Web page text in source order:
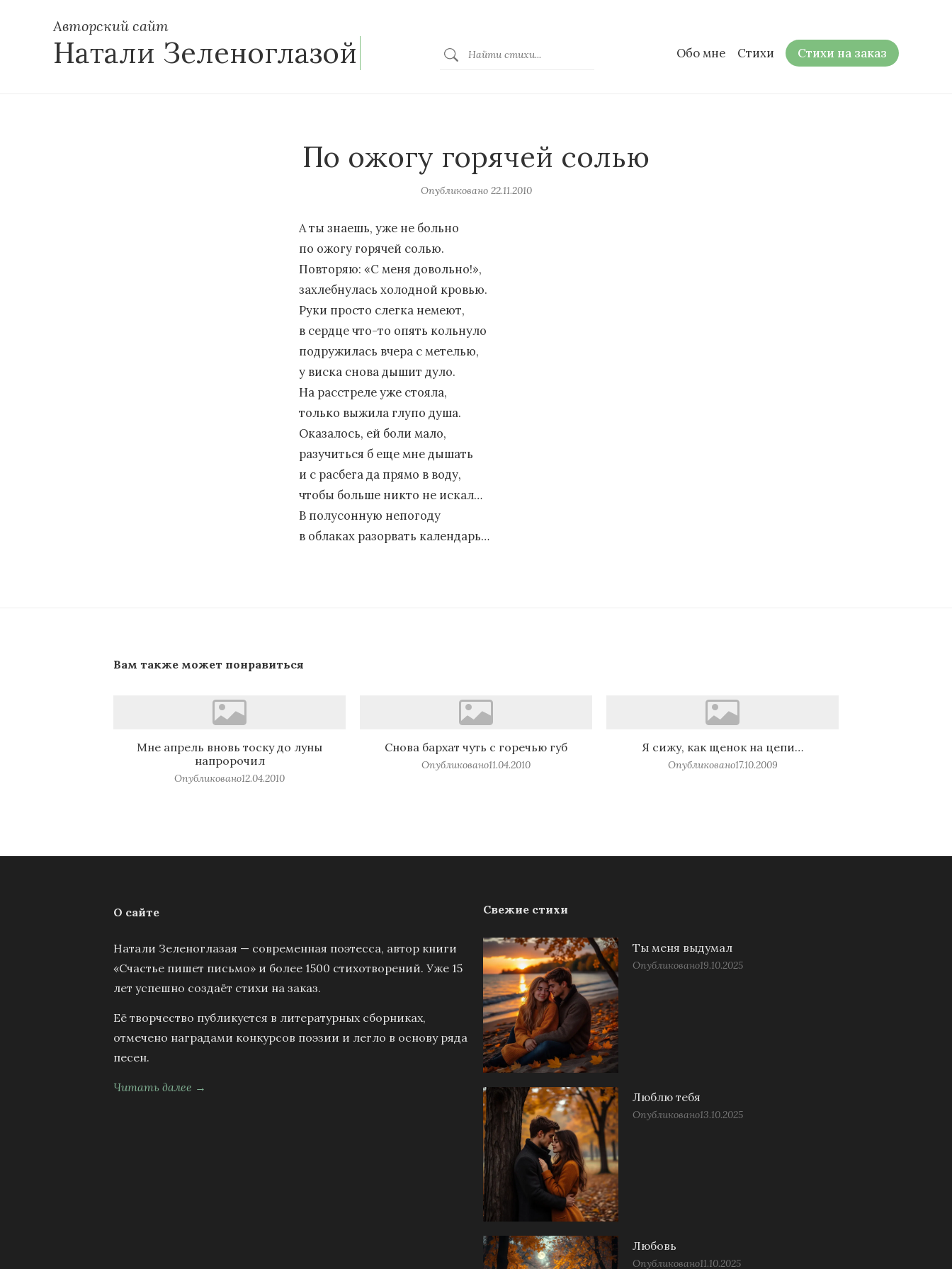
Авторский сайт
Натали Зеленоглазой Обо мне Стихи Стихи на заказ
По ожогу горячей солью
Опубликовано 22.11.2010
А ты знаешь, уже не больно
по ожогу горячей солью.
Повторяю: «С меня довольно!»,
захлебнулась холодной кровью.
Руки просто слегка немеют,
в сердце что-то опять кольнуло
подружилась вчера с метелью,
у виска снова дышит дуло.
На расстреле уже стояла,
только выжила глупо душа.
Оказалось, ей боли мало,
разучиться б еще мне дышать
и с расбега да прямо в воду,
чтобы больше никто не искал…
В полусонную непогоду
в облаках разорвать календарь…
Вам также может понравиться
Мне апрель вновь тоску до луны
напророчил
Опубликовано12.04.2010
Снова бархат чуть с горечью губ
Опубликовано11.04.2010
Я сижу, как щенок на цепи…
Опубликовано17.10.2009
О сайте
Натали Зеленоглазая — современная поэтесса, автор книги
«Счастье пишет письмо» и более 1500 стихотворений. Уже 15
лет успешно создаёт стихи на заказ.
Её творчество публикуется в литературных сборниках,
отмечено наградами конкурсов поэзии и легло в основу ряда
песен.
Читать далее →
Свежие стихи
Ты меня выдумал
Опубликовано19.10.2025
Люблю тебя
Опубликовано13.10.2025
Любовь
Опубликовано11.10.2025